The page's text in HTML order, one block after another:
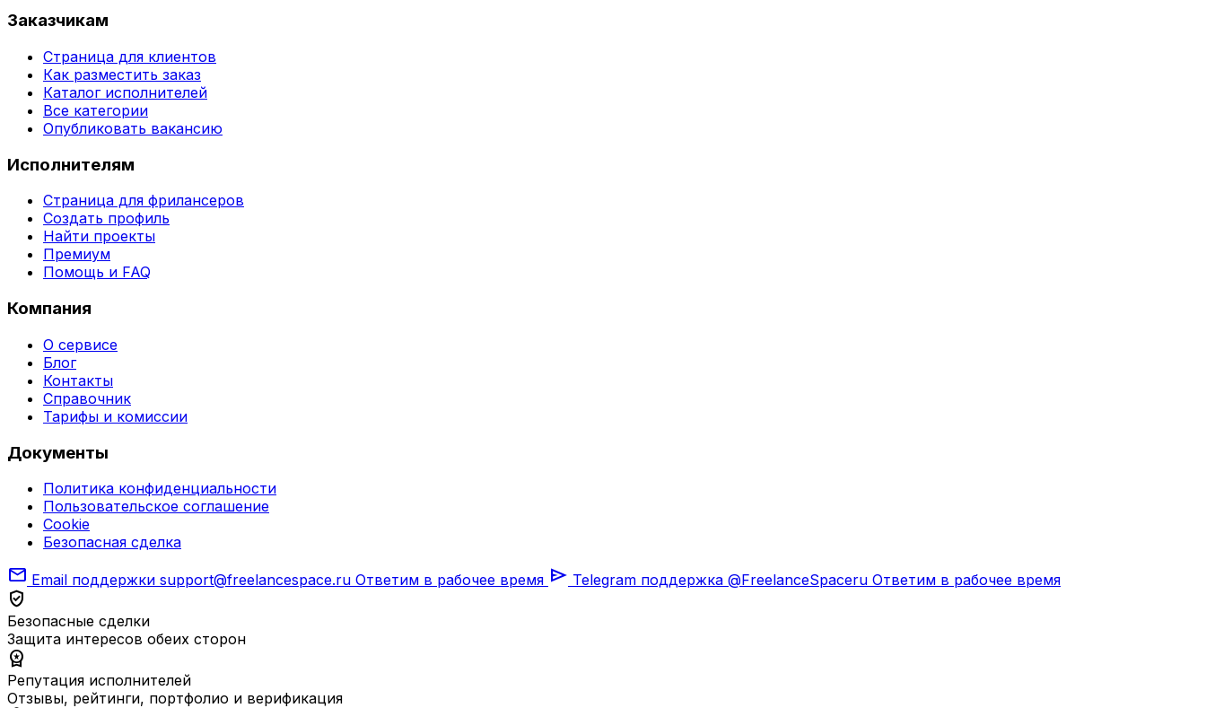
Заказчикам
Страница для клиентов
Как разместить заказ
Каталог исполнителей
Все категории
Опубликовать вакансию
Исполнителям
Страница для фрилансеров
Создать профиль
Найти проекты
Премиум
Помощь и FAQ
Компания
О сервисе
Блог
Контакты
Справочник
Тарифы и комиссии
Документы
Политика конфиденциальности
Пользовательское соглашение
Cookie
Безопасная сделка
mail Email поддержки support@freelancespace.ru Ответим в рабочее время send Telegram поддержка @FreelanceSpaceru Ответим в рабочее время
verified_user
Безопасные сделки
Защита интересов обеих сторон
workspace_premium
Репутация исполнителей
Отзывы, рейтинги, портфолио и верификация